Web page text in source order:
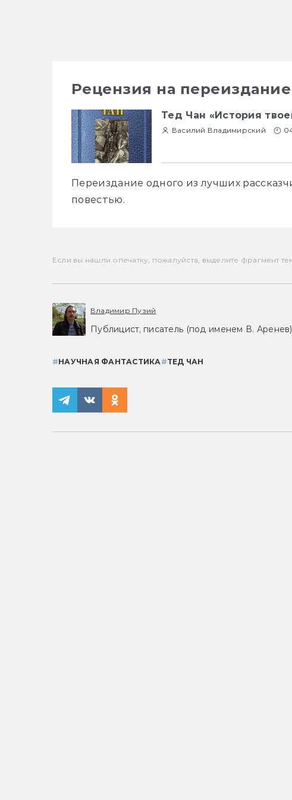
Рецензия на переиздание
Тед Чан «История
Василий Владимирский
Переиздание одного из лучших
повестью.
Если вы нашли опечатку, пожалуйста, выделите фрагмент
Владимир Пузий
Публицист, писатель (под именем В.
#НАУЧНАЯ ФАНТАСТИКА#ТЕД ЧАН